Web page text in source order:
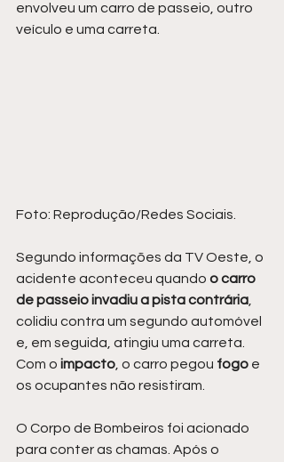
envolveu um carro de passeio, outro
veículo e uma carreta.
Foto: Reprodução/Redes Sociais.
Segundo informações da TV Oeste, o
acidente aconteceu quando o carro
de passeio invadiu a pista contrária
colidiu contra um segundo automóvel
e, em seguida, atingiu uma carreta.
Com o impacto , o carro pegou fogo e
os ocupantes não resistiram.
O Corpo de Bombeiros foi acionado
para conter as chamas. Após o